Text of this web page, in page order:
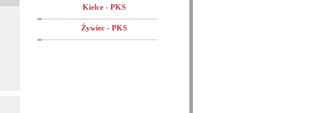
Kielce - PKS
Żywiec - PKS